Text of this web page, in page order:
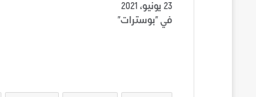
23 يونيو، 2021
في "بوسترات"